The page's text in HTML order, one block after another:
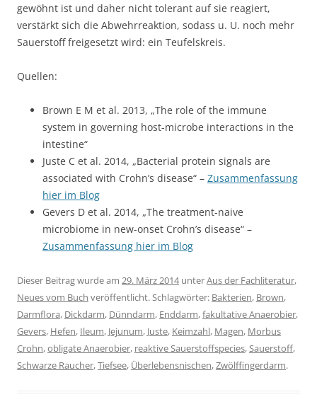
gewöhnt ist und daher nicht tolerant auf sie reagiert,
verstärkt sich die Abwehrreaktion, sodass u. U. noch mehr
Sauerstoff freigesetzt wird: ein Teufelskreis.
Quellen:
Brown E M et al. 2013, „The role of the immune
system in governing host-microbe interactions in the
intestine“
Juste C et al. 2014, „Bacterial protein signals are
associated with Crohn’s disease“ – Zusammenfassung
hier im Blog
Gevers D et al. 2014, „The treatment-naive
microbiome in new-onset Crohn’s disease“ –
Zusammenfassung hier im Blog
Dieser Beitrag wurde am 29. März 2014unterAus der Fachliteratur,
Neues vom Buch veröffentlicht. Schlagwörter: Bakterien, Brown,
Darmflora, Dickdarm, Dünndarm, Enddarm,fakultative Anaerobier,
Gevers, Hefen, Ileum, Jejunum, Juste, Keimzahl, Magen, Morbus
Crohn,obligate Anaerobier, reaktive Sauerstoffspecies,Sauerstoff,
Schwarze Raucher,Tiefsee, Überlebensnischen,Zwölffingerdarm.